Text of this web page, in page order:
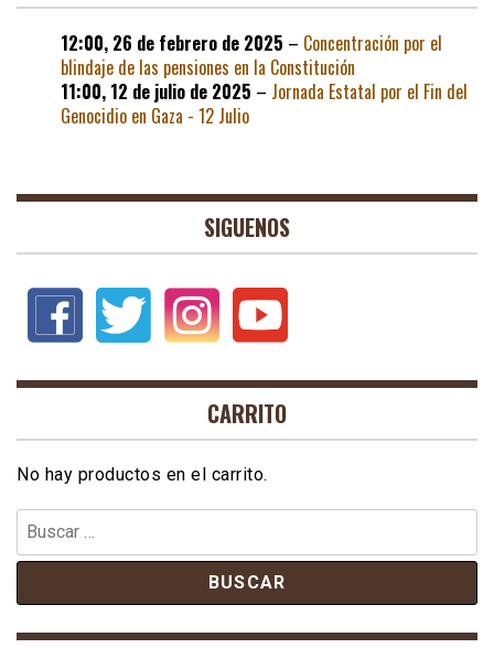
12:00, 26 de febrero de 2025 – Concentración por el
blindaje de las pensiones en la Constitución
11:00, 12 de julio de 2025 – Jornada Estatal por el Fin del
Genocidio en Gaza - 12 Julio
SIGUENOS
CARRITO
No hay productos en el carrito.
Buscar: